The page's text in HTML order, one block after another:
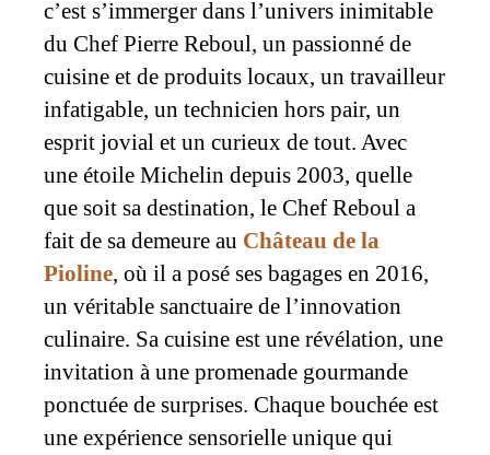
c’est s’immerger dans l’univers inimitable
du Chef Pierre Reboul, un passionné de
cuisine et de produits locaux, un travailleur
infatigable, un technicien hors pair, un
esprit jovial et un curieux de tout. Avec
une étoile Michelin depuis 2003, quelle
que soit sa destination, le Chef Reboul a
fait de sa demeure au Château de la
Pioline, où il a posé ses bagages en 2016,
un véritable sanctuaire de l’innovation
culinaire. Sa cuisine est une révélation, une
invitation à une promenade gourmande
ponctuée de surprises. Chaque bouchée est
une expérience sensorielle unique qui